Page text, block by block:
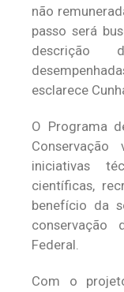
não
passo será
descrição
esclarece
O Programa
iniciativas
científicas,
benefício da
Federal.
Com o